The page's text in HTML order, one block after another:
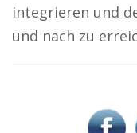
integrieren und
und nach zu